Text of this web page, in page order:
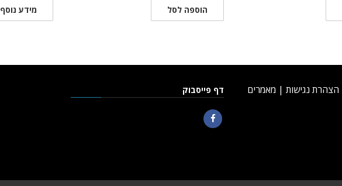
הוספה לסל מידע נוסף
הצהרת נגישות | מאמרים
דף פייסבוק